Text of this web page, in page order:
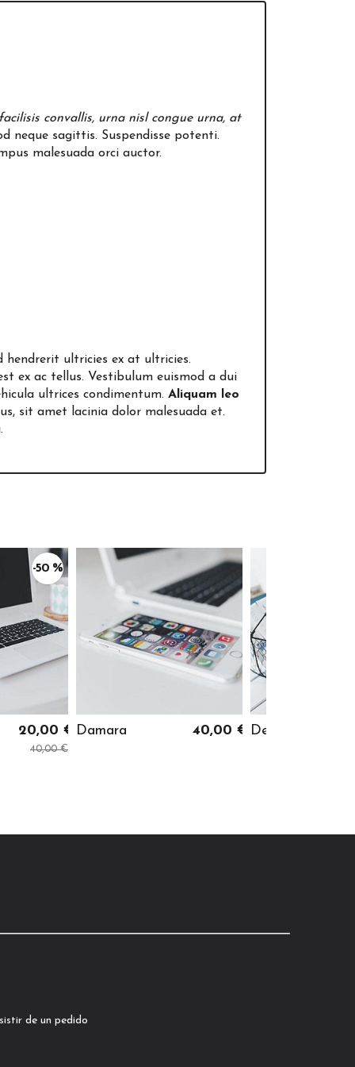
convallis, urna nisl congue urna, at
neque sagittis. Suspendisse potenti.
malesuada orci auctor.
hendrerit ultricies ex at ultricies.
ex ac tellus. Vestibulum euismod a dui
ultrices condimentum.Aliquam leo
sit amet lacinia dolor malesuada et.
-50 %
20,00 €
40,00 €
Damara 40,00 € Dennis
de un pedido